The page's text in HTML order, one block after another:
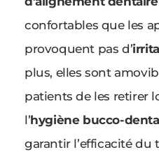
confortables que les
provoquent pas d’
plus, elles sont
patients de les retirer
l’hygiène bucco-
garantir l’efficacité du